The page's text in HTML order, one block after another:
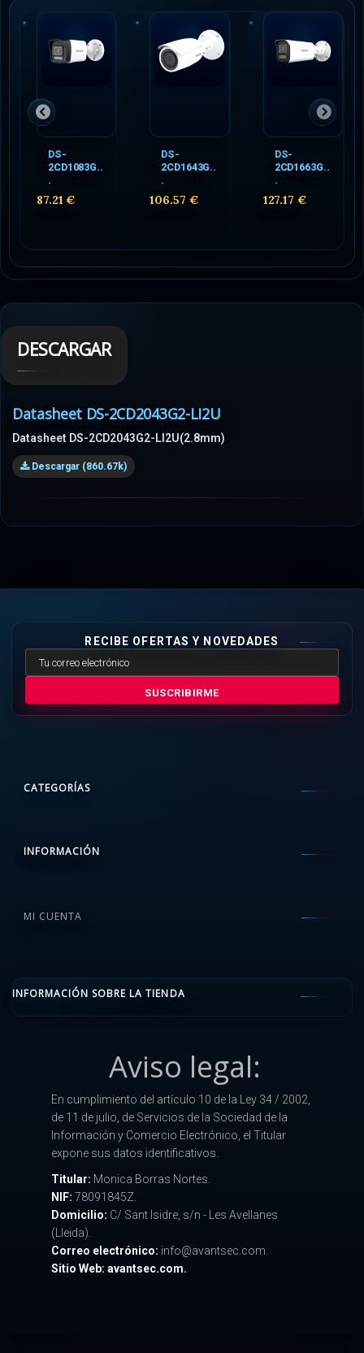
DS-
2CD1083G..
.
87.21 €
DS-
2CD1643G..
.
106.57 €
DS-
2CD1663G..
.
127.17 €
DESCARGAR
Datasheet DS-2CD2043G2-LI2U
Datasheet DS-2CD2043G2-LI2U(2.8mm)
Descargar (860.67k)
RECIBE OFERTAS Y NOVEDADES
SUSCRIBIRME
CATEGORÍAS
INFORMACIÓN
MI CUENTA
INFORMACIÓN SOBRE LA TIENDA
Aviso legal:
En cumplimiento del artículo 10 de la Ley 34 / 2002,
de 11 de julio, de Servicios de la Sociedad de la
Información y Comercio Electrónico, el Titular
expone sus datos identificativos.
Titular: Monica Borras Nortes.
NIF: 78091845Z.
Domicilio: C/ Sant Isidre, s/n - Les Avellanes
(Lleida).
Correo electrónico: info@avantsec.com.
Sitio Web: avantsec.com.